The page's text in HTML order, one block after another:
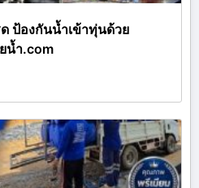
ป้องกันน้ำเข้าทุ่นด้วย
น้ำ.com